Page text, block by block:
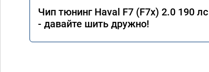
Чип тюнинг Haval F7 (F7x) 2.0 190 лс
- давайте шить дружно!